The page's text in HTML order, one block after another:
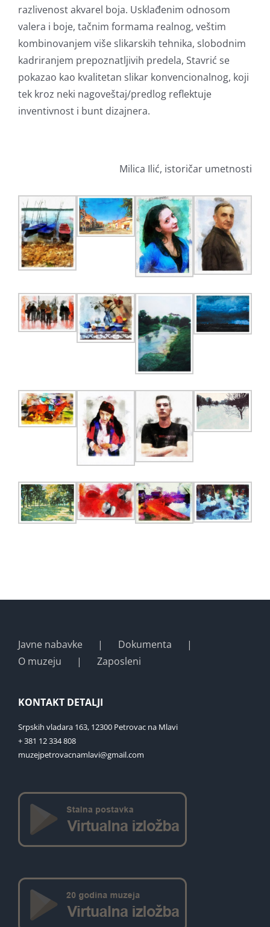
razlivenost akvarel boja. Usklađenim odnosom
valera i boje, tačnim formama realnog, veštim
kombinovanjem više slikarskih tehnika, slobodnim
kadriranjem prepoznatljivih predela, Stavrić se
pokazao kao kvalitetan slikar konvencionalnog, koji
tek kroz neki nagoveštaj/predlog reflektuje
inventivnost i bunt dizajnera.
Milica Ilić, istoričar umetnosti
Javne nabavke
Dokumenta
O muzeju
Zaposleni
KONTAKT DETALJI
Srpskih vladara 163, 12300 Petrovac na Mlavi
+ 381 12 334 808
muzejpetrovacnamlavi@gmail.com